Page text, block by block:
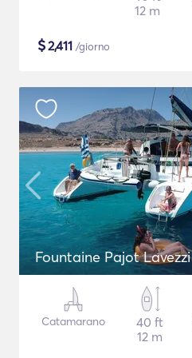
12 m
$2,411 /giorno
Fountaine Pajot
Catamarano
40 ft
12 m